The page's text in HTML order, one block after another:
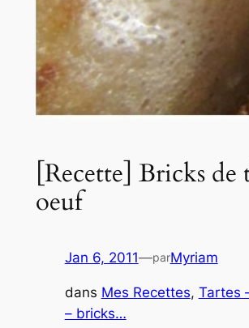
[Recette] Bricks de
oeuf
Jan 6, 2011—parMyriam
dans Mes Recettes, Tartes
– bricks…